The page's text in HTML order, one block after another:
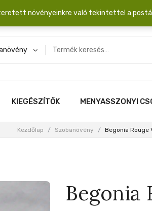
20.000 Ft érték felett INGYEN posta!
KIEGÉSZÍTŐK MENYASSZONYI
Kezdőlap / Szobanövény / Begonia Rouge
Begonia
növényeinkre való tekintettel a